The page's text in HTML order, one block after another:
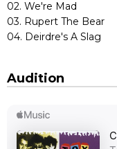
02. We're Mad
03. Rupert The Bear
04. Deirdre's A Slag
Audition